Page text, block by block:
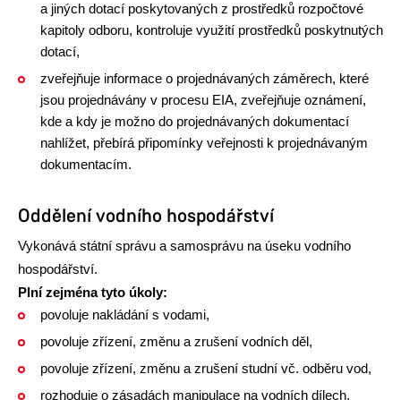
a jiných dotací poskytovaných z prostředků rozpočtové
kapitoly odboru, kontroluje využití prostředků poskytnutých
dotací,
zveřejňuje informace o projednávaných záměrech, které
jsou projednávány v procesu EIA, zveřejňuje oznámení,
kde a kdy je možno do projednávaných dokumentací
nahlížet, přebírá připomínky veřejnosti k projednávaným
dokumentacím.
Oddělení vodního hospodářství
Vykonává státní správu a samosprávu na úseku vodního
hospodářství.
Plní zejména tyto úkoly:
povoluje nakládání s vodami,
povoluje zřízení, změnu a zrušení vodních děl,
povoluje zřízení, změnu a zrušení studní vč. odběru vod,
rozhoduje o zásadách manipulace na vodních dílech,